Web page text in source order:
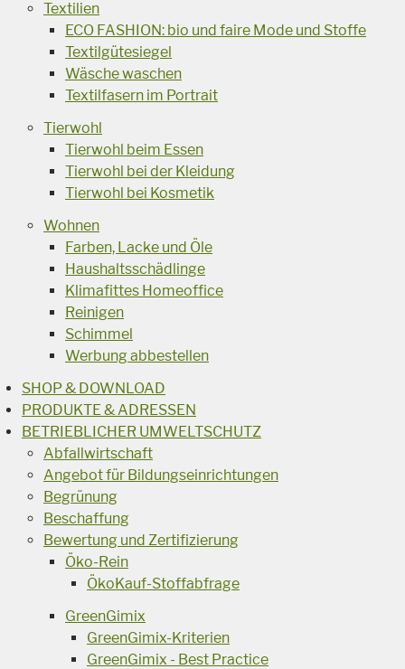
Textilien
ECO FASHION: bio und faire Mode und Stoffe
Textilgütesiegel
Wäsche waschen
Textilfasern im Portrait
Tierwohl
Tierwohl beim Essen
Tierwohl bei der Kleidung
Tierwohl bei Kosmetik
Wohnen
Farben, Lacke und Öle
Haushaltsschädlinge
Klimafittes Homeoffice
Reinigen
Schimmel
Werbung abbestellen
SHOP & DOWNLOAD
PRODUKTE & ADRESSEN
BETRIEBLICHER UMWELTSCHUTZ
Abfallwirtschaft
Angebot für Bildungseinrichtungen
Begrünung
Beschaffung
Bewertung und Zertifizierung
Öko-Rein
ÖkoKauf-Stoffabfrage
GreenGimix
GreenGimix-Kriterien
GreenGimix - Best Practice